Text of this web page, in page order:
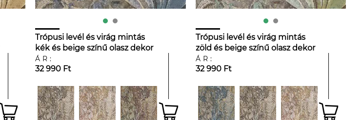
Trópusi levél és virág mintás
kék és beige színű olasz dekor
tapéta
ÁR:
32 990 Ft
Trópusi levél és virág mintás
zöld és beige színű olasz dekor
tapéta
ÁR:
32 990 Ft